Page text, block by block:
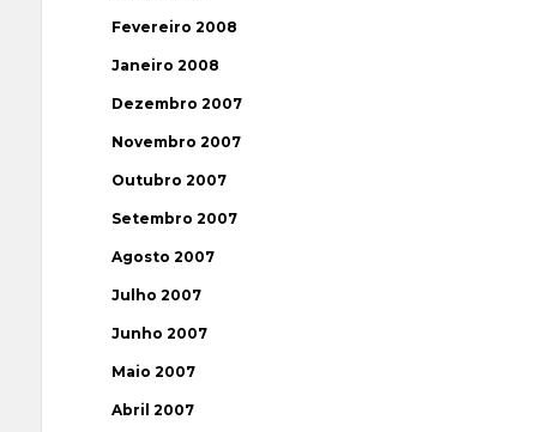
Fevereiro 2008
Janeiro 2008
Dezembro 2007
Novembro 2007
Outubro 2007
Setembro 2007
Agosto 2007
Julho 2007
Junho 2007
Maio 2007
Abril 2007